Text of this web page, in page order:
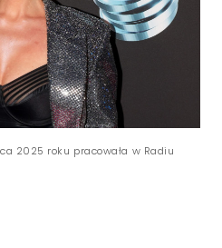
2025 roku pracowała w Radiu